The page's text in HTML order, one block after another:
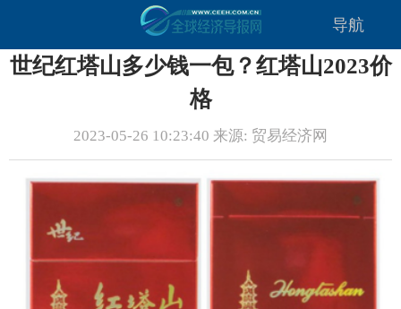
导航
世纪红塔山多少钱一包？红塔山2023价
格
2023-05-26 10:23:40 来源: 贸易经济网